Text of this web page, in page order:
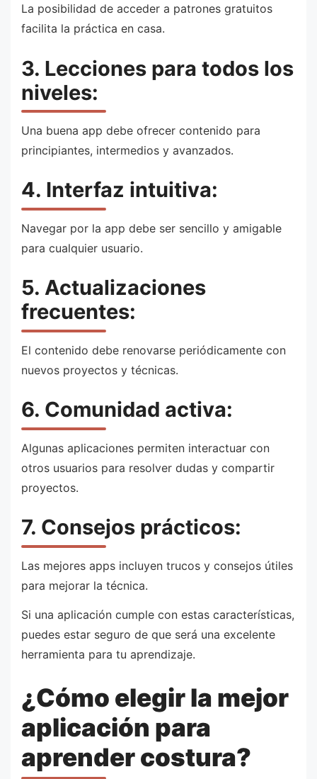
La posibilidad de acceder a patrones gratuitos
facilita la práctica en casa.
3. Lecciones para todos los
niveles:
Una buena app debe ofrecer contenido para
principiantes, intermedios y avanzados.
4. Interfaz intuitiva:
Navegar por la app debe ser sencillo y amigable
para cualquier usuario.
5. Actualizaciones
frecuentes:
El contenido debe renovarse periódicamente con
nuevos proyectos y técnicas.
6. Comunidad activa:
Algunas aplicaciones permiten interactuar con
otros usuarios para resolver dudas y compartir
proyectos.
7. Consejos prácticos:
Las mejores apps incluyen trucos y consejos útiles
para mejorar la técnica.
Si una aplicación cumple con estas características,
puedes estar seguro de que será una excelente
herramienta para tu aprendizaje.
¿Cómo elegir la mejor
aplicación para
aprender costura?